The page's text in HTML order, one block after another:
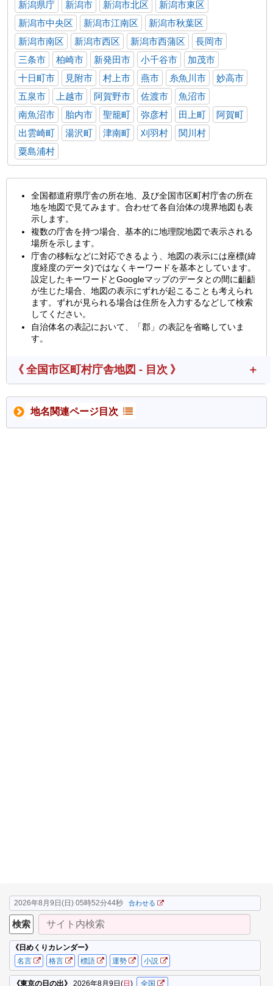
新潟県庁 新潟市 新潟市北区
新潟市東区
新潟市中央区
新潟市江南区
新潟市秋葉区
新潟市南区
新潟市西区 新潟市西蒲区
長岡市
三条市
柏崎市 新発田市 小千谷市
加茂市
十日町市
見附市 村上市 燕市 糸魚川市
妙高市
五泉市
上越市 阿賀野市 佐渡市
魚沼市
南魚沼市
胎内市 聖籠町 弥彦村 田上町
阿賀町
出雲崎町
湯沢町 津南町 刈羽村
関川村
粟島浦村
全国都道府県庁舎の所在地、及び全国市区町村庁舎の所在
地を地図で見てみます。合わせて各自治体の境界地図も表
示します。
複数の庁舎を持つ場合、基本的に地理院地図で表示される
場所を示します。
庁舎の移転などに対応できるよう、地図の表示には座標(緯
度経度のデータ)ではなくキーワードを基本としています。
設定したキーワードとGoogleマップのデータとの間に齟齬
が生じた場合、地図の表示にずれが起こることも考えられ
ます。ずれが見られる場合は住所を入力するなどして検索
してください。
自治体名の表記において、「郡」の表記を省略していま
す。
《 全国市区町村庁舎地図 - 目次 》
地名関連ページ目次
2026年8月9日(日) 05時52分44秒 合わせる